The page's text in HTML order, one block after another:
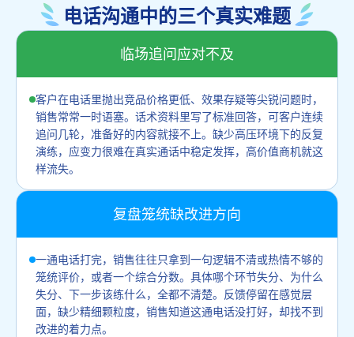
电话沟通中的三个真实难题
临场追问应对不及
客户在电话里抛出竞品价格更低、效果存疑等尖锐问题时，
销售常常一时语塞。话术资料里写了标准回答，可客户连续
追问几轮，准备好的内容就接不上。缺少高压环境下的反复
演练，应变力很难在真实通话中稳定发挥，高价值商机就这
样流失。
复盘笼统缺改进方向
一通电话打完，销售往往只拿到一句逻辑不清或热情不够的
笼统评价，或者一个综合分数。具体哪个环节失分、为什么
失分、下一步该练什么，全都不清楚。反馈停留在感觉层
面，缺少精细颗粒度，销售知道这通电话没打好，却找不到
改进的着力点。